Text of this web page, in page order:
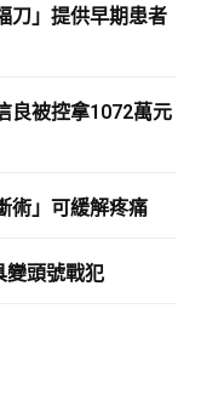
刀」提供早期患者
良被控拿1072萬元
術」可緩解疼痛
變頭號戰犯